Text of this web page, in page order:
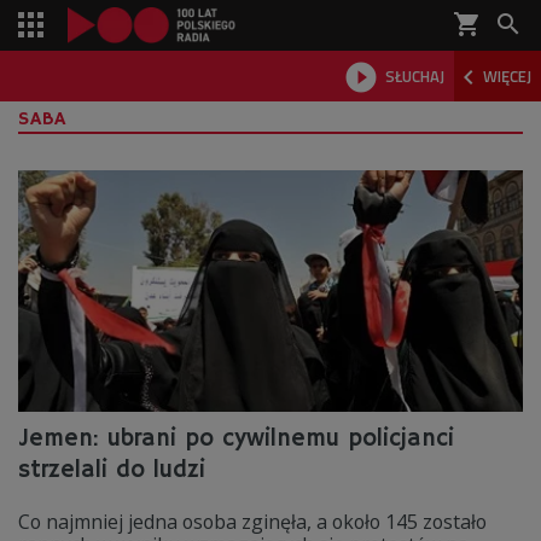
shopping_cart 
 SŁUCHAJ  WIĘCEJ

SABA
Jemen: ubrani po cywilnemu policjanci
strzelali do ludzi
Co najmniej jedna osoba zginęła, a około 145 zostało